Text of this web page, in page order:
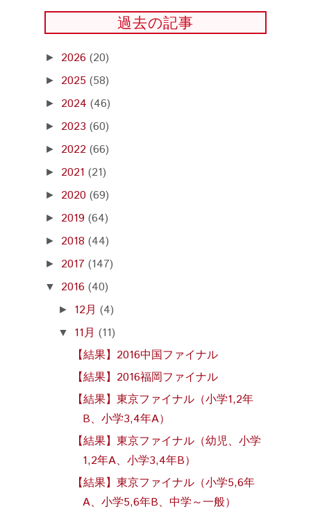
過去の記事
► 2026 (20)
► 2025 (58)
► 2024 (46)
► 2023 (60)
► 2022 (66)
► 2021 (21)
► 2020 (69)
► 2019 (64)
► 2018 (44)
► 2017 (147)
▼ 2016 (40)
► 12月(4)
▼ 11月(11)
【結果】2016中国ファイナル
【結果】2016福岡ファイナル
【結果】東京ファイナル（小学1,2年
B、小学3,4年A）
【結果】東京ファイナル（幼児、小学
1,2年A、小学3,4年B）
【結果】東京ファイナル（小学5,6年
A、小学5,6年B、中学～一般）